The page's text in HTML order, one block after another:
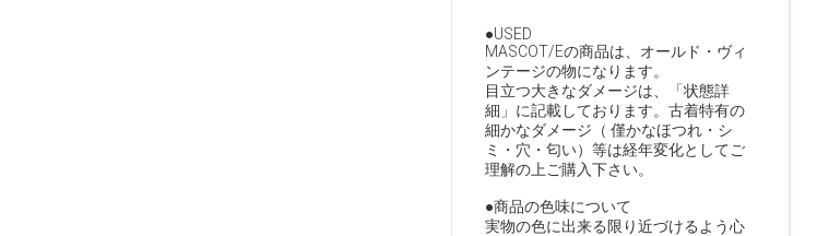
●USED
MASCOT/Eの商品は、オールド・ヴィ
ンテージの物になります。
目立つ大きなダメージは、「状態詳
細」に記載しております。古着特有の
細かなダメージ（ 僅かなほつれ・シ
ミ・穴・匂い）等は経年変化としてご
理解の上ご購入下さい。
●商品の色味について
実物の色に出来る限り近づけるよう心